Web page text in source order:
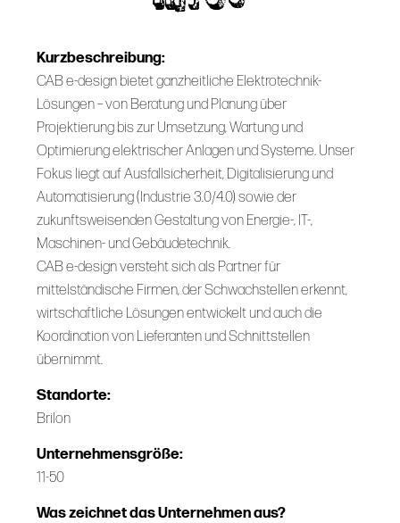
Kurzbeschreibung:
CAB e-design bietet ganzheitliche Elektrotechnik-
Lösungen – von Beratung und Planung über
Projektierung bis zur Umsetzung, Wartung und
Optimierung elektrischer Anlagen und Systeme. Unser
Fokus liegt auf Ausfallsicherheit, Digitalisierung und
Automatisierung (Industrie 3.0/4.0) sowie der
zukunftsweisenden Gestaltung von Energie-, IT-,
Maschinen- und Gebäudetechnik.
CAB e-design versteht sich als Partner für
mittelständische Firmen, der Schwachstellen erkennt,
wirtschaftliche Lösungen entwickelt und auch die
Koordination von Lieferanten und Schnittstellen
übernimmt.
Standorte:
Brilon
Unternehmensgröße:
11-50
Was zeichnet das Unternehmen aus?